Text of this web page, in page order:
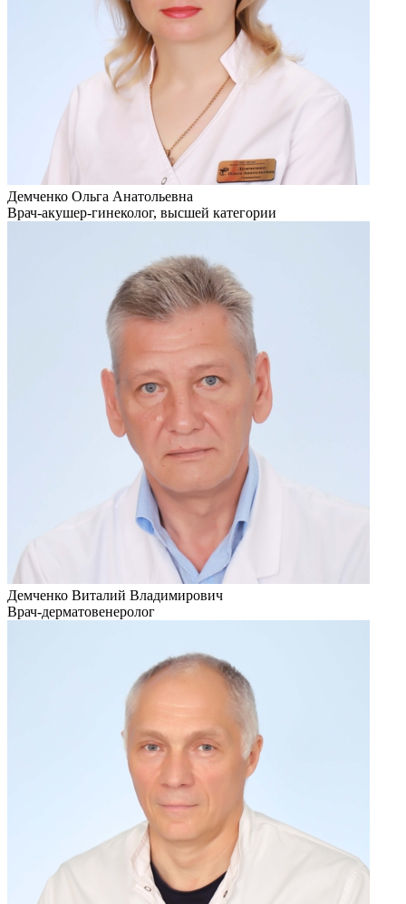
Демченко Ольга Анатольевна
Врач-акушер-гинеколог, высшей категории
Демченко Виталий Владимирович
Врач-дерматовенеролог